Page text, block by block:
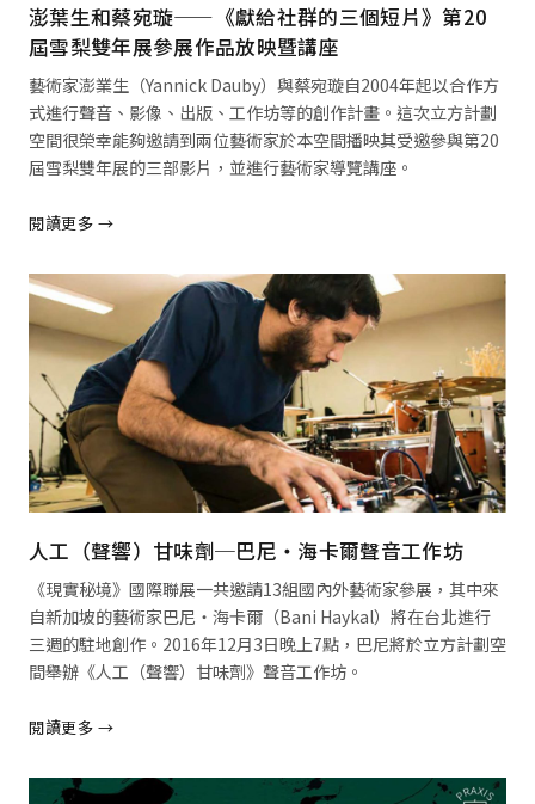
澎葉生和蔡宛璇——《獻給社群的三個短片》第20
屆雪梨雙年展參展作品放映暨講座
藝術家澎業生（Yannick Dauby）與蔡宛璇自2004年起以合作方
式進行聲音、影像、出版、工作坊等的創作計畫。這次立方計劃
空間很榮幸能夠邀請到兩位藝術家於本空間播映其受邀參與第20
屆雪梨雙年展的三部影片，並進行藝術家導覽講座。
閱讀更多 →
人工（聲響）甘味劑─巴尼‧海卡爾聲音工作坊
《現實秘境》國際聯展一共邀請13組國內外藝術家參展，其中來
自新加坡的藝術家巴尼‧海卡爾（Bani Haykal）將在台北進行
三週的駐地創作。2016年12月3日晚上7點，巴尼將於立方計劃空
間舉辦《人工（聲響）甘味劑》聲音工作坊。
閱讀更多 →